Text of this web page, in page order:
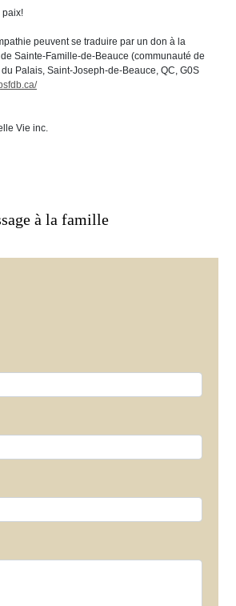
paix!
peuvent se traduire par un don à la
Sainte-Famille-de-Beauce (communauté de
Palais, Saint-Joseph-de-Beauce, QC, G0S
Vie inc.
à la famille